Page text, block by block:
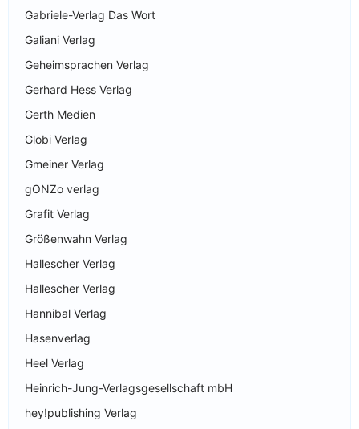
Gabriele-Verlag Das Wort
Galiani Verlag
Geheimsprachen Verlag
Gerhard Hess Verlag
Gerth Medien
Globi Verlag
Gmeiner Verlag
gONZo verlag
Grafit Verlag
Größenwahn Verlag
Hallescher Verlag
Hallescher Verlag
Hannibal Verlag
Hasenverlag
Heel Verlag
Heinrich-Jung-Verlagsgesellschaft mbH
hey!publishing Verlag